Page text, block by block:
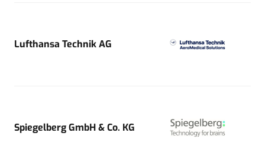
Lufthansa Technik AG
Spiegelberg GmbH & Co. KG